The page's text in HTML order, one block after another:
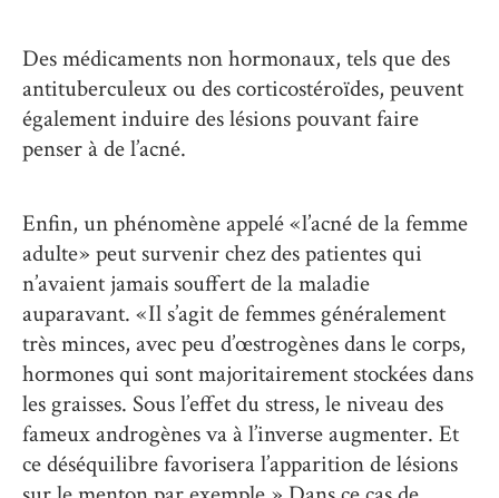
Des médicaments non hormonaux, tels que des
antituberculeux ou des corticostéroïdes, peuvent
également induire des lésions pouvant faire
penser à de l’acné.
Enfin, un phénomène appelé « l’acné de la femme
adulte » peut survenir chez des patientes qui
n’avaient jamais souffert de la maladie
auparavant. « Il s’agit de femmes généralement
très minces, avec peu d’œstrogènes dans le corps,
hormones qui sont majoritairement stockées dans
les graisses. Sous l’effet du stress, le niveau des
fameux androgènes va à l’inverse augmenter. Et
ce déséquilibre favorisera l’apparition de lésions